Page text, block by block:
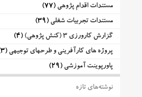
مستندات اقدام پژوهی (77)
مستندات تجربیات شغلی (39)
گزارش کارورزی 3 (کنش پژوهی)
(4)
پروژه های کارآفرینی و طرحهای توجیهی (3)
پاورپوینت آموزشی (29)
نوشته‌های تازه